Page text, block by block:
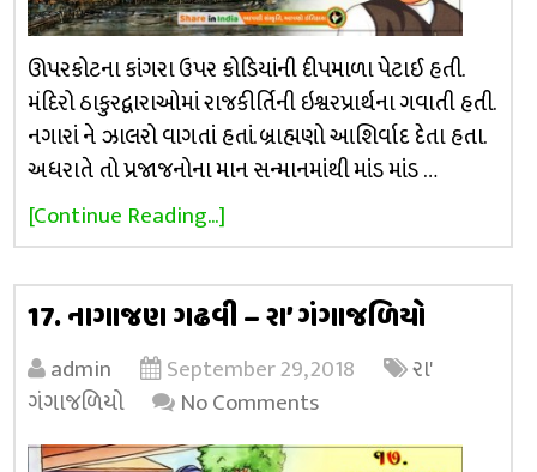
ઊપરકોટના કાંગરા ઉપર કોડિયાંની દીપમાળા પેટાઈ હતી.
મંદિરો ઠાકુરદ્વારાઓમાં રાજકીર્તિની ઇશ્વરપ્રાર્થના ગવાતી હતી.
નગારાં ને ઝાલરો વાગતાં હતાં. બ્રાહ્મણો આશિર્વાદ દેતા હતા.
અધરાતે તો પ્રજાજનોના માન સન્માનમાંથી માંડ માંડ …
[Continue Reading...]
17. નાગાજણ ગઢવી – રા’ ગંગાજળિયો
admin September 29, 2018
રા'
ગંગાજળિયો
No Comments